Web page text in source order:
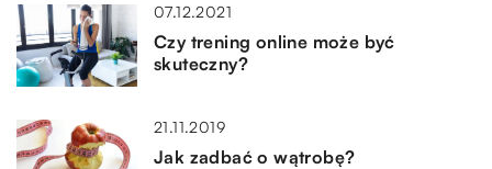
07.12.2021
Czy trening online może być
skuteczny?
21.11.2019
Jak zadbać o wątrobę?